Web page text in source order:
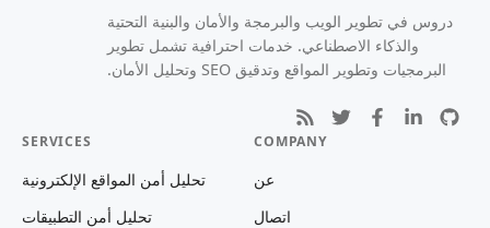
دروس في تطوير الويب والبرمجة والأمان والبنية التحتية
والذكاء الاصطناعي. خدمات احترافية تشمل تطوير
البرمجيات وتطوير المواقع وتدقيق SEO وتحليل الأمان.
COMPANY
عن
اتصال
SERVICES
تحليل أمن المواقع الإلكترونية
تحليل أمن التطبيقات